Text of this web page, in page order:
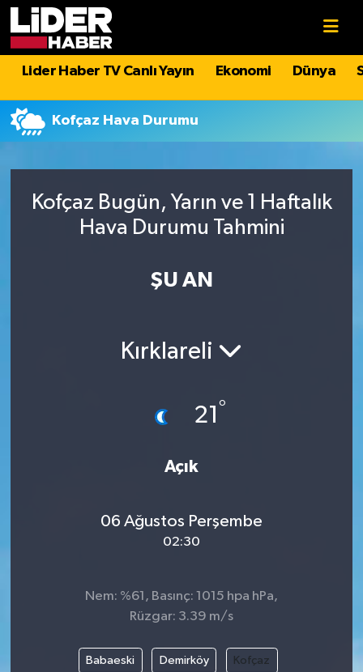
Lider Haber TV Canlı Yayın Ekonomi Dünya
Kofçaz Hava Durumu
Kofçaz Bugün, Yarın ve 1 Haftalık
Hava Durumu Tahmini
ŞU AN
Kırklareli
21°
Açık
06 Ağustos Perşembe
02:30
Nem: %61, Basınç: 1015 hpa hPa,
Rüzgar: 3.39 m/s
Babaeski Demirköy Kofçaz
Politika
Asayiş
Magazin
Lider Haber TV Canlı Yayın izle
Hava Durumu
İstanbul Namaz Vakitleri
Süper Lig Puan Durumu ve Fikstür